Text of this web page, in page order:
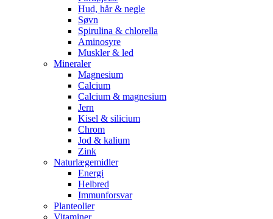
Hud, hår & negle
Søvn
Spirulina & chlorella
Aminosyre
Muskler & led
Mineraler
Magnesium
Calcium
Calcium & magnesium
Jern
Kisel & silicium
Chrom
Jod & kalium
Zink
Naturlægemidler
Energi
Helbred
Immunforsvar
Planteolier
Vitaminer